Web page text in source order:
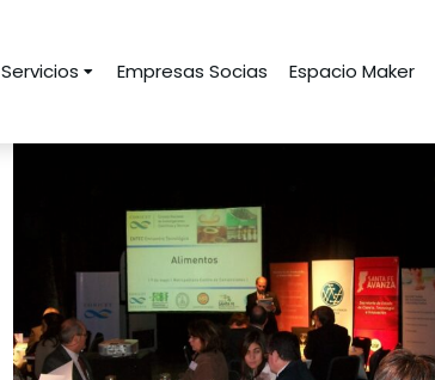
Servicios Empresas Socias Espacio Maker